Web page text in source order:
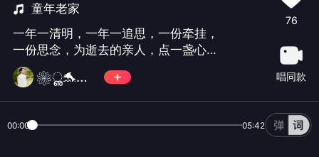
童年老家
一年一清明，一年一追思，一份牵挂，
一份思念，为逝去的亲人，点一盏心
灯，寄托无尽的哀思与怀念。 愿天堂亲
人安好，您长眠，我长念！
❀ൢ🐬追🎤忆🐬ൢ
76
唱同款
00:00 05:42